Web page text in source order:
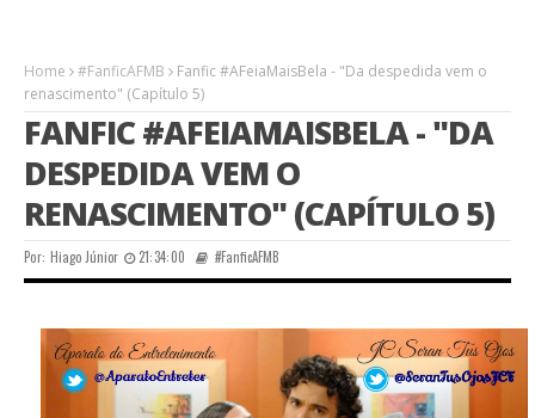
Home #FanficAFMB
Fanfic #AFeiaMaisBela - "Da despedida vem o
renascimento" (Capítulo 5)
FANFIC #AFEIAMAISBELA - "DA
DESPEDIDA VEM O
RENASCIMENTO" (CAPÍTULO 5)
Por: Hiago Júnior 21:34:00 #FanficAFMB